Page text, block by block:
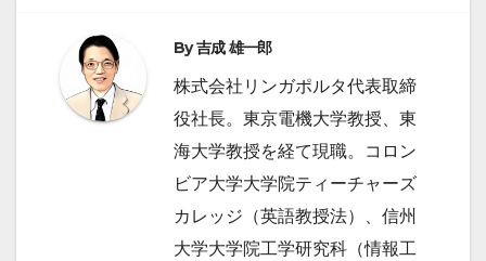
シ
ョ
ン
By吉成 雄一郎
株式会社リンガポルタ代表取締
役社長。東京電機大学教授、東
海大学教授を経て現職。コロン
ビア大学大学院ティーチャーズ
カレッジ（英語教授法）、信州
大学大学院工学研究科（情報工